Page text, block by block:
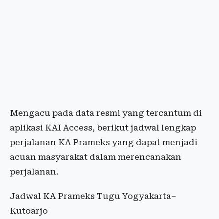
Mengacu pada data resmi yang tercantum di
aplikasi KAI Access, berikut jadwal lengkap
perjalanan KA Prameks yang dapat menjadi
acuan masyarakat dalam merencanakan
perjalanan.
Jadwal KA Prameks Tugu Yogyakarta–
Kutoarjo